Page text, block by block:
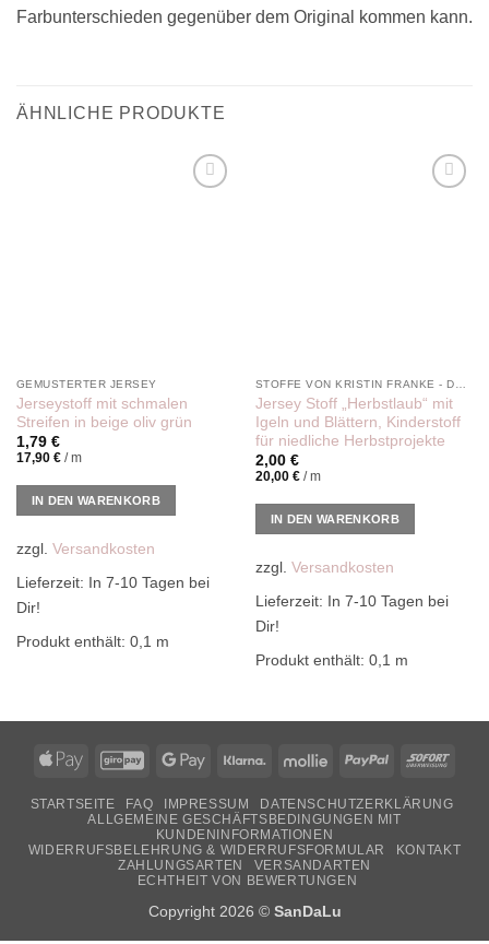
Farbunterschieden gegenüber dem Original kommen kann.
ÄHNLICHE PRODUKTE
GEMUSTERTER JERSEY
Jerseystoff mit schmalen
Streifen in beige oliv grün
1,79 €
17,90 €/m
IN DEN WARENKORB
zzgl. Versandkosten
Lieferzeit: In 7-10 Tagen bei
Dir!
Produkt enthält: 0,1 m
STOFFE VON KRISTIN FRANKE - DER PINKE KNOPF
Jersey Stoff „Herbstlaub“ mit
Igeln und Blättern, Kinderstoff
für niedliche Herbstprojekte
2,00 €
20,00 €/m
IN DEN WARENKORB
zzgl. Versandkosten
Lieferzeit: In 7-10 Tagen bei
Dir!
Produkt enthält: 0,1 m
Apple
GiroPay Google
Klarna Mollie PayPal Sofort
STARTSEITE FAQ IMPRESSUM
DATENSCHUTZERKLÄRUNG
ALLGEMEINE GESCHÄFTSBEDINGUNGEN MIT
KUNDENINFORMATIONEN
WIDERRUFSBELEHRUNG & WIDERRUFSFORMULAR
KONTAKT
ZAHLUNGSARTEN
VERSANDARTEN
ECHTHEIT VON BEWERTUNGEN
Copyright 2026 © SanDaLu